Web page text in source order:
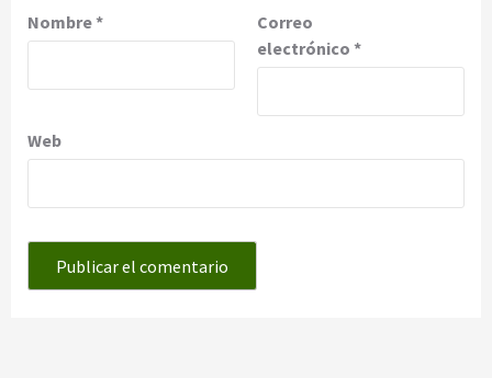
Nombre*
Correo
electrónico *
Web